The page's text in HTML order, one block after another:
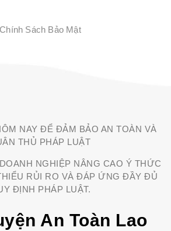
Chính Sách Bảo Mật
NAY ĐỂ ĐẢM BẢO AN TOÀN VÀ
THỦ PHÁP LUẬT
NGHIỆP NÂNG CAO Ý THỨC
RỦI RO VÀ ĐÁP ỨNG ĐẦY ĐỦ
ĐỊNH PHÁP LUẬT.
An Toàn Lao